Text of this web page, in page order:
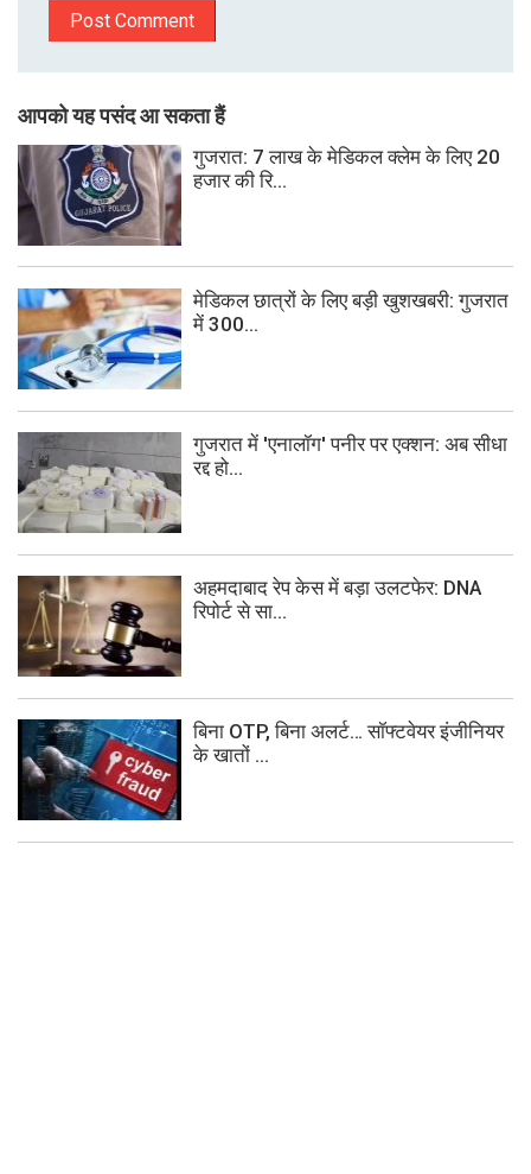
आपको यह पसंद आ सकता हैं
गुजरात: 7 लाख के मेडिकल क्लेम के लिए 20
हजार की रि...
मेडिकल छात्रों के लिए बड़ी खुशखबरी: गुजरात
में 300...
गुजरात में 'एनालॉग' पनीर पर एक्शन: अब सीधा
रद्द हो...
अहमदाबाद रेप केस में बड़ा उलटफेर: DNA
रिपोर्ट से सा...
बिना OTP, बिना अलर्ट… सॉफ्टवेयर इंजीनियर
के खातों ...